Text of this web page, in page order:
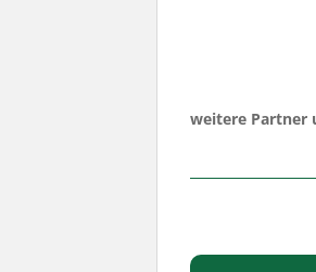
weitere Partner